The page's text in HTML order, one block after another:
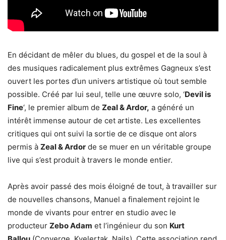
En décidant de mêler du blues, du gospel et de la soul à
des musiques radicalement plus extrêmes Gagneux s’est
ouvert les portes d’un univers artistique où tout semble
possible. Créé par lui seul, telle une œuvre solo, ‘Devil is
Fine‘, le premier album de Zeal & Ardor, a généré un
intérêt immense autour de cet artiste. Les excellentes
critiques qui ont suivi la sortie de ce disque ont alors
permis à Zeal & Ardor de se muer en un véritable groupe
live qui s’est produit à travers le monde entier.
Après avoir passé des mois éloigné de tout, à travailler sur
de nouvelles chansons, Manuel a finalement rejoint le
monde de vivants pour entrer en studio avec le
producteur Zebo Adam et l’ingénieur du son Kurt